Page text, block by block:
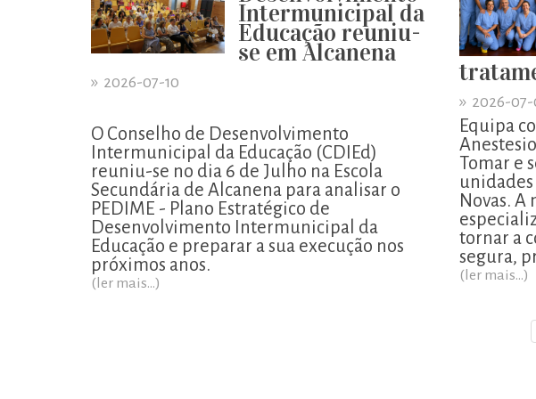
Intermunicipal da
Educação reuniu-
se em Alcanena
» 2026-07-10
O Conselho de Desenvolvimento
Intermunicipal da Educação (CDIEd)
reuniu-se no dia 6 de Julho na Escola
Secundária de Alcanena para analisar o
PEDIME - Plano Estratégico de
Desenvolvimento Intermunicipal da
Educação e preparar a sua execução nos
próximos anos.
(ler mais...)
» 2026-07-
Equipa
Tomar e
Novas. A
tornar a
segura,
(ler mais...)